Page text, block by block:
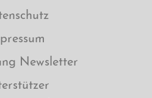
Newsletter